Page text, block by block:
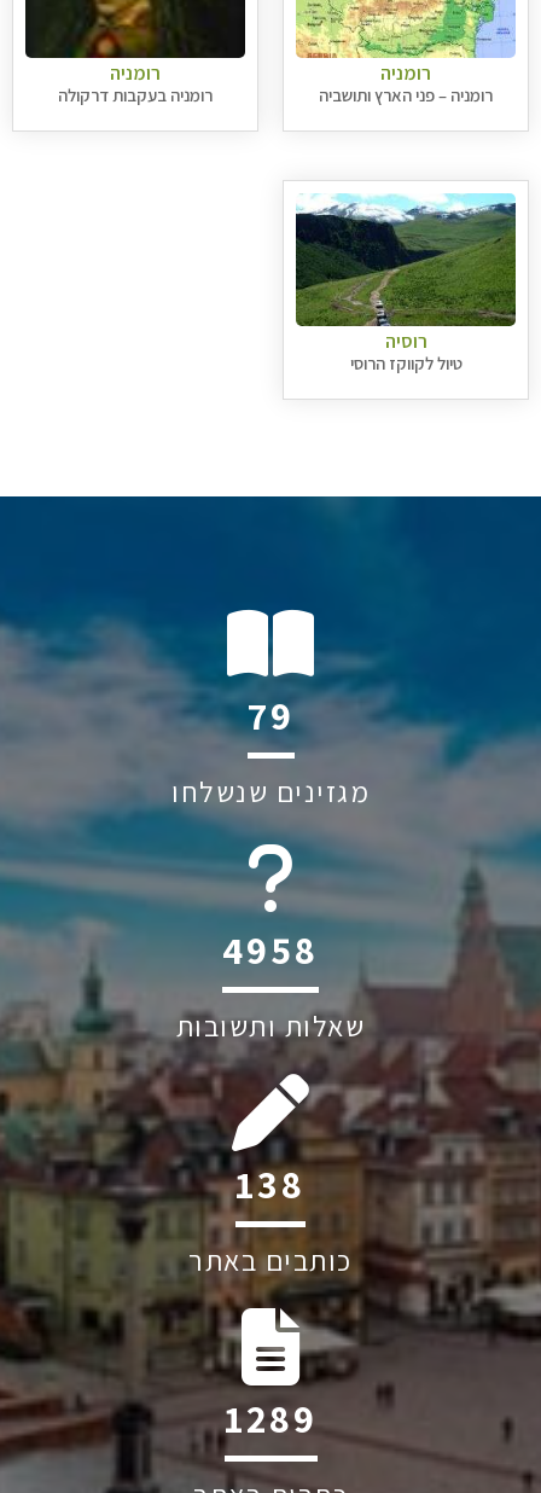
רומניה
רומניה – פני הארץ ותושביה
רומניה
רומניה בעקבות דרקולה
רוסיה
טיול לקווקז הרוסי
146
מגזינים שנשלחו
6045
שאלות ותשובות
256
כותבים באתר
2383